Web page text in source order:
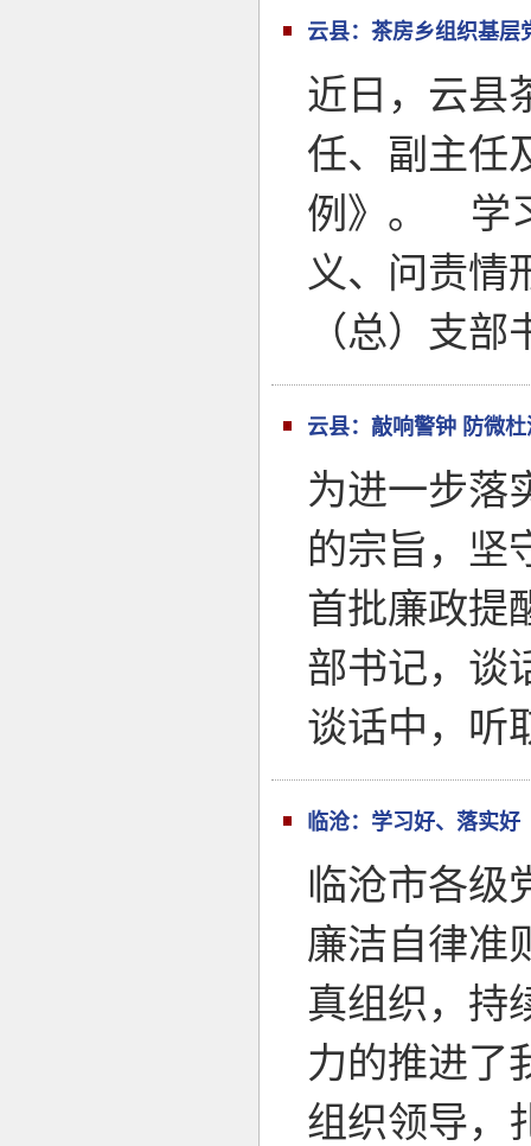
云县：茶房乡组织基层
近日，云县
任、副主任
例》。 学
义、问责情
（总）支
云县：敲响警钟 防微
为进一步落
的宗旨，坚
首批廉政提
部书记，谈
谈话中，听
临沧：学习好、落实好
临沧市各级
廉洁自律准
真组织，持
力的推进了
组织领导，